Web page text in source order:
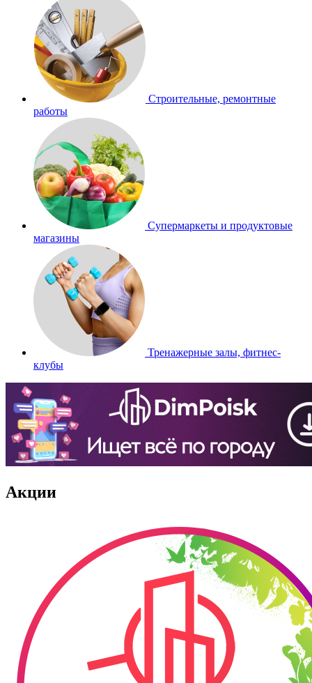
Строительные, ремонтные
работы
Супермаркеты и продуктовые
магазины
Тренажерные залы, фитнес-
клубы
Акции